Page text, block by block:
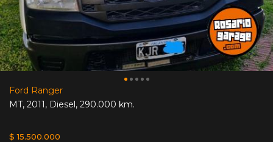
Ford Ranger
MT, 2011, Diesel, 290.000 km.
$ 15.500.000